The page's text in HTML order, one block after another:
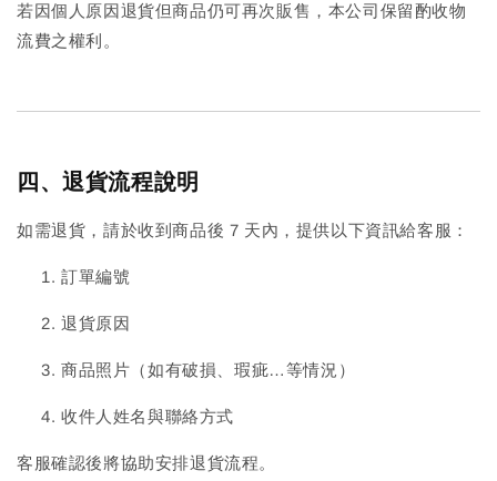
若因個人原因退貨但商品仍可再次販售，本公司保留酌收物
流費之權利。
四、退貨流程說明
如需退貨，請於收到商品後 7 天內，提供以下資訊給客服：
訂單編號
退貨原因
商品照片（如有破損、瑕疵…等情況）
收件人姓名與聯絡方式
客服確認後將協助安排退貨流程。